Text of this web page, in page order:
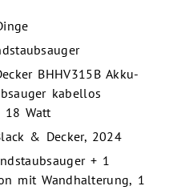
BHHV315B Akku-
kabellos
18 Watt
& Decker, 2024
+ 1
mit Wandhalterung, 1